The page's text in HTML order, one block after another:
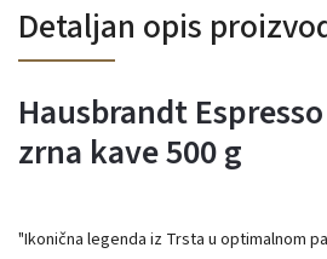
Detaljan opis
Hausbrandt
zrna kave 500 g
"Ikonična legenda iz Trsta u optimalnom